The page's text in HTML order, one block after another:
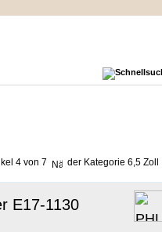
4 von 7 der Kategorie 6,5 Zoll
E17-1130